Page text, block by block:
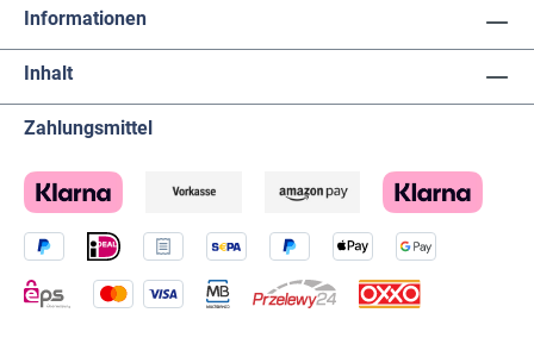
Informationen
Inhalt
Zahlungsmittel